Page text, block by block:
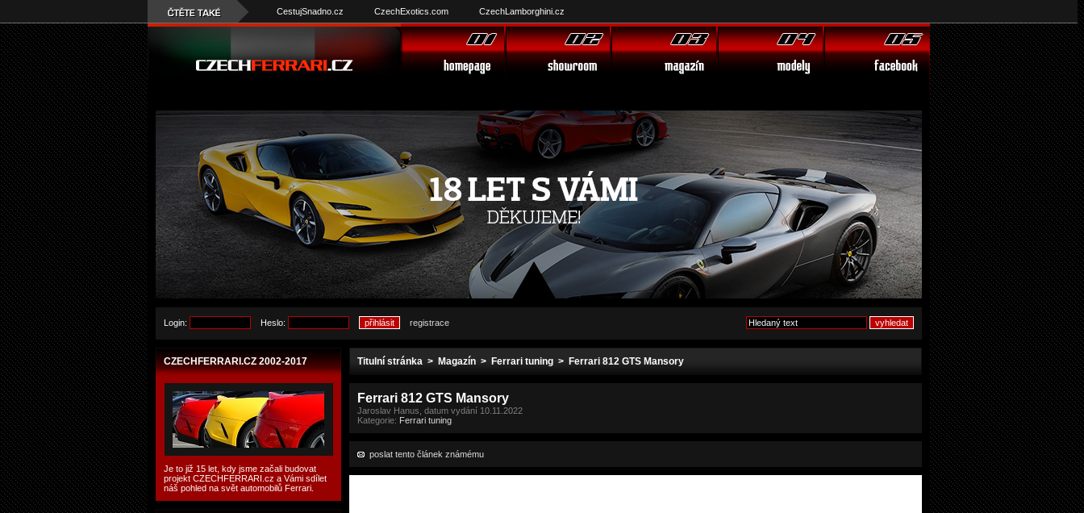
CestujSnadno.cz CzechExotics.com CzechLamborghini.cz
Login: Heslo: registrace
CZECHFERRARI.CZ 2002-2017
Je to již 15 let, kdy jsme začali budovat
projekt CZECHFERRARI.cz a Vámi sdílet
náš pohled na svět automobilů Ferrari.
Titulní stránka > Magazín > Ferrari tuning > Ferrari 812 GTS Mansory
Ferrari 812 GTS Mansory
Jaroslav Hanus, datum vydání 10.11.2022
Kategorie: Ferrari tuning
poslat tento článek známému